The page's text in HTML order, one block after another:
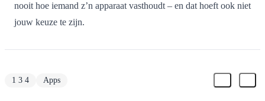
nooit hoe iemand z’n apparaat vasthoudt – en dat hoeft ook niet
jouw keuze te zijn.
1 3 4 Apps